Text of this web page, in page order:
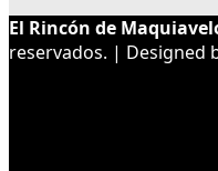
El Rincón de
reservados. | Designed